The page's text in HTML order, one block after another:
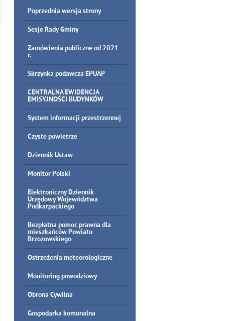
Poprzednia wersja strony
Sesje Rady Gminy
Zamówienia publiczne od 2021
r.
Skrzynka podawcza EPUAP
CENTRALNA EWIDENCJA
EMISYJNOŚCI BUDYNKÓW
System informacji przestrzennej
Czyste powietrze
Dziennik Ustaw
Monitor Polski
Elektroniczny Dziennik
Urzędowy Województwa
Podkarpackiego
Bezpłatna pomoc prawna dla
mieszkańców Powiatu
Brzozowskiego
Ostrzeżenia meteorologiczne
Monitoring powodziowy
Obrona Cywilna
Gospodarka komunalna